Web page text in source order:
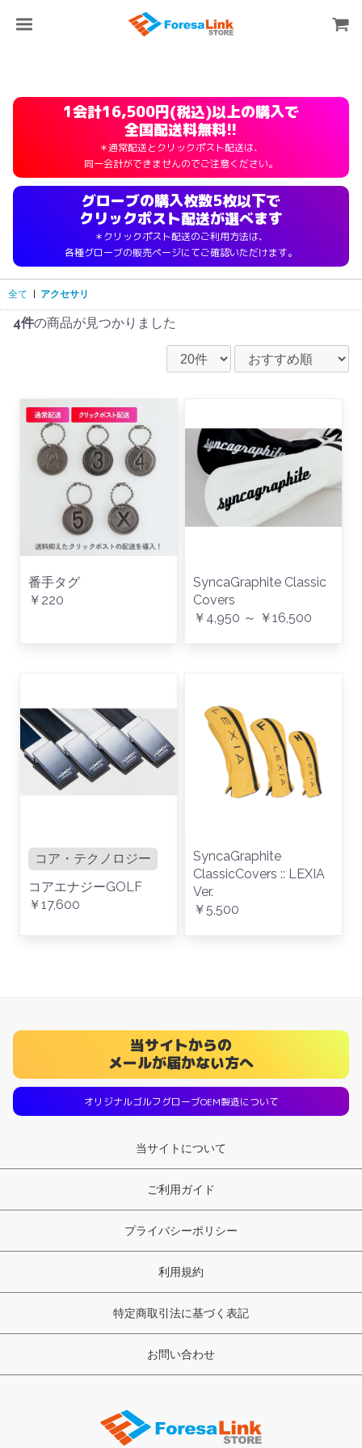
1会計16,500円(税込)以上の購入で
全国配送料無料!!
＊通常配送とクリックポスト配送は、
同一会計ができませんのでご注意ください。
グローブの購入枚数5枚以下で
クリックポスト配送が選べます
＊クリックポスト配送のご利用方法は、
各種グローブの販売ページにてご確認いただけます。
全て アクセサリ
4件の商品が見つかりました
番手タグ
￥220
SyncaGraphite Classic
Covers
￥4,950 ～ ￥16,500
コア・テクノロジー
コアエナジーGOLF
￥17,600
SyncaGraphite
ClassicCovers :: LEXIA
Ver.
￥5,500
当サイトからの
メールが届かない方へ
オリジナルゴルフグローブOEM製造について
当サイトについて
ご利用ガイド
プライバシーポリシー
利用規約
特定商取引法に基づく表記
お問い合わせ